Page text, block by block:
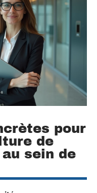
pour
de
sein de